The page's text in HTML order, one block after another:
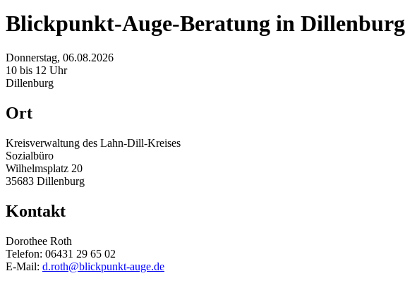
Blickpunkt-Auge-Beratung in Dillenburg
Donnerstag, 06.08.2026
10 bis 12 Uhr
Dillenburg
Ort
Kreisverwaltung des Lahn-Dill-Kreises
Sozialbüro
Wilhelmsplatz 20
35683 Dillenburg
Kontakt
Dorothee Roth
Telefon: 06431 29 65 02
E-Mail: d.roth@blickpunkt-auge.de